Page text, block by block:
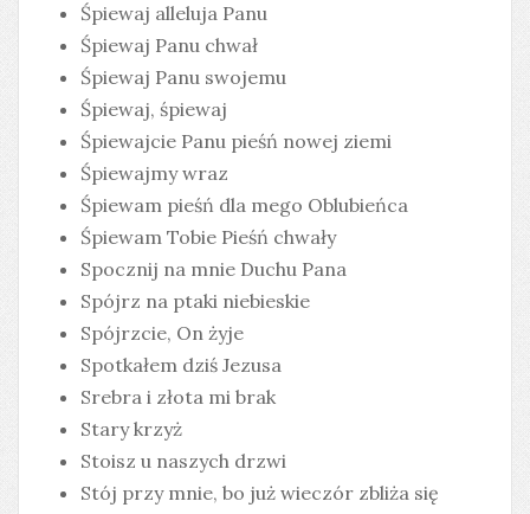
Śpiewaj alleluja Panu
Śpiewaj Panu chwał
Śpiewaj Panu swojemu
Śpiewaj, śpiewaj
Śpiewajcie Panu pieśń nowej ziemi
Śpiewajmy wraz
Śpiewam pieśń dla mego Oblubieńca
Śpiewam Tobie Pieśń chwały
Spocznij na mnie Duchu Pana
Spójrz na ptaki niebieskie
Spójrzcie, On żyje
Spotkałem dziś Jezusa
Srebra i złota mi brak
Stary krzyż
Stoisz u naszych drzwi
Stój przy mnie, bo już wieczór zbliża się